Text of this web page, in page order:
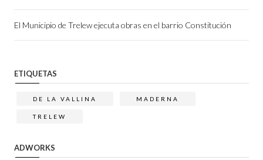
El Municipio de Trelew ejecuta obras en el barrio Constitución
ETIQUETAS
DE LA VALLINA MADERNA
TRELEW
ADWORKS